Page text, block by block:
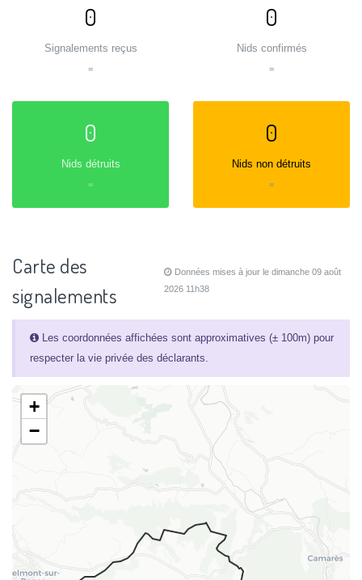
0
Signalements reçus
=
0
Nids confirmés
=
0
Nids détruits
=
0
Nids non détruits
=
Carte des
signalements
Données mises à jour le dimanche 09 août
2026 11h38
Les coordonnées affichées sont approximatives (± 100m) pour
respecter la vie privée des déclarants.
+
−